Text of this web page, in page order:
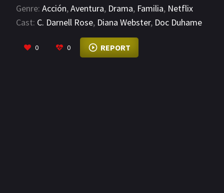
PELICULAS
más que como karateka realmente le entrena
como si fuera un asesino. Cuando Daniel
comprende que el kárate sólo debe usarse para
defender el honor y la vida, regresa a las
Genre: Acción,Aventura, Drama, Familia, Netflix
Cast: C. Darnell Rose, Diana Webster, Doc Duhame
0 0 REPORT